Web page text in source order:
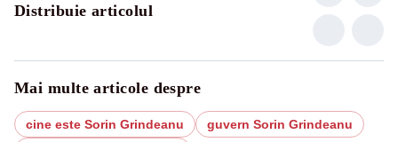
Distribuie articolul
Mai multe articole despre
cine este Sorin Grindeanu
guvern Sorin Grindeanu